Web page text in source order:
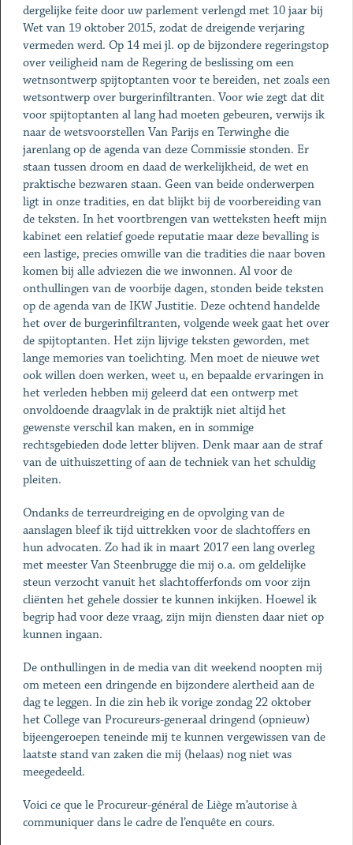
dergelijke feite door uw parlement verlengd met 10 jaar bij
Wet van 19 oktober 2015, zodat de dreigende verjaring
vermeden werd. Op 14 mei jl. op de bijzondere regeringstop
over veiligheid nam de Regering de beslissing om een
wetnsontwerp spijtoptanten voor te bereiden, net zoals een
wetsontwerp over burgerinfiltranten. Voor wie zegt dat dit
voor spijtoptanten al lang had moeten gebeuren, verwijs ik
naar de wetsvoorstellen Van Parijs en Terwinghe die
jarenlang op de agenda van deze Commissie stonden. Er
staan tussen droom en daad de werkelijkheid, de wet en
praktische bezwaren staan. Geen van beide onderwerpen
ligt in onze tradities, en dat blijkt bij de voorbereiding van
de teksten. In het voortbrengen van wetteksten heeft mijn
kabinet een relatief goede reputatie maar deze bevalling is
een lastige, precies omwille van die tradities die naar boven
komen bij alle adviezen die we inwonnen. Al voor de
onthullingen van de voorbije dagen, stonden beide teksten
op de agenda van de IKW Justitie. Deze ochtend handelde
het over de burgerinfiltranten, volgende week gaat het over
de spijtoptanten. Het zijn lijvige teksten geworden, met
lange memories van toelichting. Men moet de nieuwe wet
ook willen doen werken, weet u, en bepaalde ervaringen in
het verleden hebben mij geleerd dat een ontwerp met
onvoldoende draagvlak in de praktijk niet altijd het
gewenste verschil kan maken, en in sommige
rechtsgebieden dode letter blijven. Denk maar aan de straf
van de uithuiszetting of aan de techniek van het schuldig
pleiten.
Ondanks de terreurdreiging en de opvolging van de
aanslagen bleef ik tijd uittrekken voor de slachtoffers en
hun advocaten. Zo had ik in maart 2017 een lang overleg
met meester Van Steenbrugge die mij o.a. om geldelijke
steun verzocht vanuit het slachtofferfonds om voor zijn
cliënten het gehele dossier te kunnen inkijken. Hoewel ik
begrip had voor deze vraag, zijn mijn diensten daar niet op
kunnen ingaan.
De onthullingen in de media van dit weekend noopten mij
om meteen een dringende en bijzondere alertheid aan de
dag te leggen. In die zin heb ik vorige zondag 22 oktober
het College van Procureurs-generaal dringend (opnieuw)
bijeengeroepen teneinde mij te kunnen vergewissen van de
laatste stand van zaken die mij (helaas) nog niet was
meegedeeld.
Voici ce que le Procureur-général de Liège m’autorise à
communiquer dans le cadre de l’enquête en cours.